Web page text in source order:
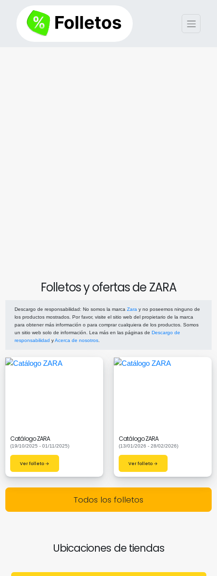
Folletos y ofertas de ZARA
Descargo de responsabilidad: No somos la marca Zara y no poseemos ninguno de
los productos mostrados. Por favor, visite el sitio web del propietario de la marca
para obtener más información o para comprar cualquiera de los productos. Somos
un sitio web solo de información. Lea más en las páginas de Descargo de
responsabilidad yAcerca de nosotros
Catálogo ZARA
(19/10/2025 - 01/11/2025)
Ver folleto →
Catálogo ZARA
(13/01/2026 - 28/02/2026)
Ver folleto →
Todos los folletos
Ubicaciones de tiendas